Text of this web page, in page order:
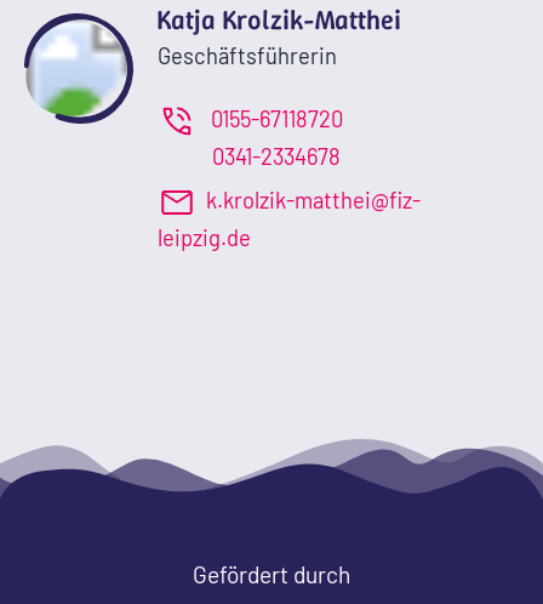
Katja Krolzik-Matthei
Geschäftsführerin
0155-67118720
0341-2334678
k.krolzik-matthei@fiz-
leipzig.de
Gefördert durch